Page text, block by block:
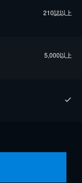
210誌以上
5,000以上